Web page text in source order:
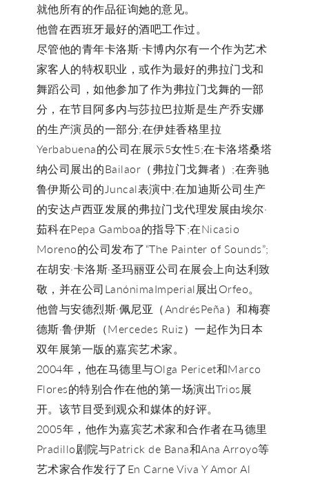
就他所有的作品征询她的意见。
他曾在西班牙最好的酒吧工作过。
尽管他的青年卡洛斯·卡博内尔有一个作为艺术
家客人的特权职业，或作为最好的弗拉门戈和
舞蹈公司，如他参加了作为弗拉门戈舞的一部
分，在节目阿多内与莎拉巴拉斯是生产乔安娜
的生产演员的一部分;在伊娃香格里拉
Yerbabuena的公司在展示5女性5;在卡洛塔桑塔
纳公司展出的Bailaor（弗拉门戈舞者）;在奔驰
鲁伊斯公司的Juncal表演中;在加迪斯公司生产
的安达卢西亚发展的弗拉门戈代理发展由埃尔·
茹科在Pepa Gamboa的指导下;在Nicasio
Moreno的公司发布了“The Painter of Sounds”;
在胡安·卡洛斯·圣玛丽亚公司在展会上向达利致
敬，并在公司LanónimaImperial展出Orfeo。
他曾与安德烈斯·佩尼亚（AndrésPeña）和梅赛
德斯·鲁伊斯（Mercedes Ruiz）一起作为日本
双年展第一版的嘉宾艺术家。
2004年，他在马德里与Olga Pericet和Marco
Flores的特别合作在他的第一场演出Trios展
开。该节目受到观众和媒体的好评。
2005年，他作为嘉宾艺术家和合作者在马德里
Pradillo剧院与Patrick de Bana和Ana Arroyo等
艺术家合作发行了En Carne Viva Y Amor Al